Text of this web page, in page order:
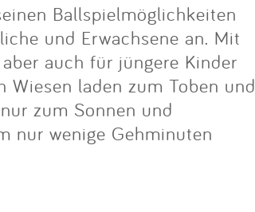
Ballspielmöglichkeiten
und Erwachsene an. Mit
auch für jüngere Kinder
Wiesen laden zum Toben und
zum Sonnen und
nur wenige Gehminuten